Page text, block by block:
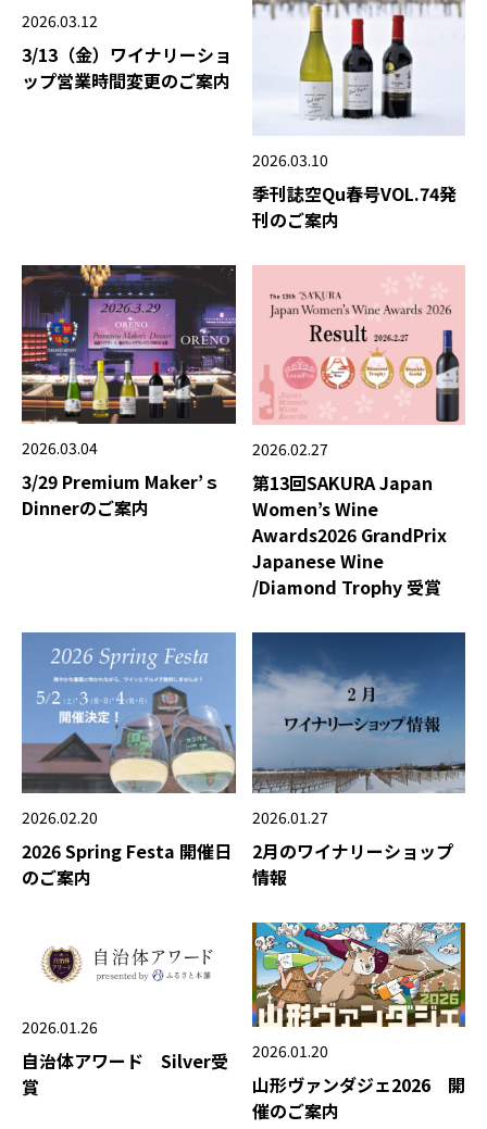
2026.03.12
3/13（金）ワイナリーショ
ップ営業時間変更のご案内
2026.03.10
季刊誌空Qu春号VOL.74発
刊のご案内
2026.03.04
3/29 Premium Maker’ｓ
Dinnerのご案内
2026.02.27
第13回SAKURA Japan
Women’s Wine
Awards2026 GrandPrix
Japanese Wine
/Diamond Trophy 受賞
2026.02.20
2026 Spring Festa 開催日
のご案内
2026.01.27
2月のワイナリーショップ
情報
2026.01.26
自治体アワード Silver受
賞
2026.01.20
山形ヴァンダジェ2026 開
催のご案内